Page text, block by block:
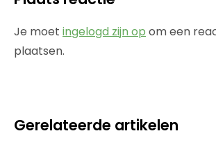
Je moet ingelogd zijn op om een
plaatsen.
Gerelateerde artikelen